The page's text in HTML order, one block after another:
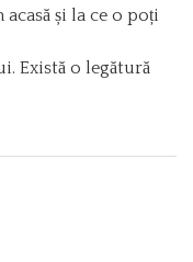
și la ce o poți
Există o legătură